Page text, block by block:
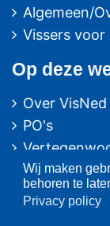
Wij maken
behoren te
Privacy policy
Algemeen/
Vissers voor
Op deze
Over VisNed
PO's
Contact